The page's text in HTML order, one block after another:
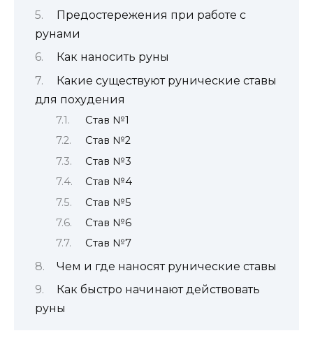
Предостережения при работе с
рунами
Как наносить руны
Какие существуют рунические ставы
для похудения
Став №1
Став №2
Став №3
Став №4
Став №5
Став №6
Став №7
Чем и где наносят рунические ставы
Как быстро начинают действовать
руны